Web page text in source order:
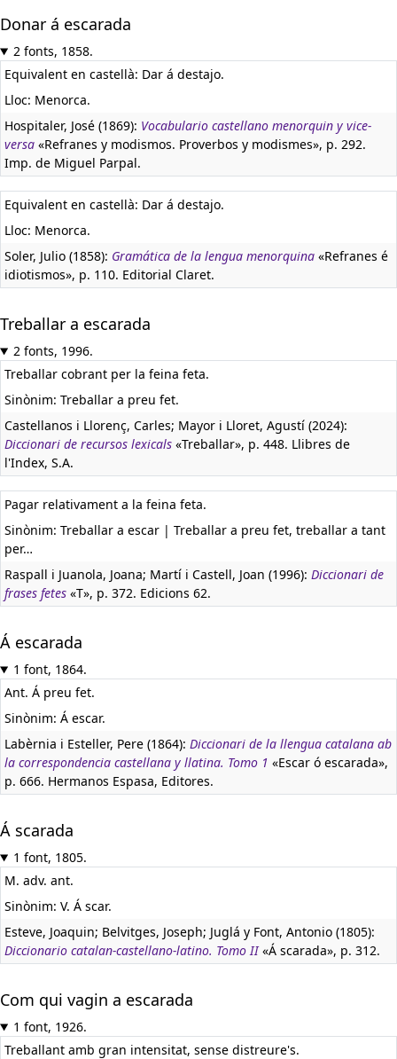
Donar á escarada
2 fonts, 1858.
Equivalent en castellà: Dar á destajo.
Lloc: Menorca.
Hospitaler, José (1869): Vocabulario castellano menorquin y vice-
versa «Refranes y modismos. Proverbos y modismes», p. 292.
Imp. de Miguel Parpal.
Equivalent en castellà: Dar á destajo.
Lloc: Menorca.
Soler, Julio (1858): Gramática de la lengua menorquina «Refranes é
idiotismos», p. 110. Editorial Claret.
Treballar a escarada
2 fonts, 1996.
Treballar cobrant per la feina feta.
Sinònim: Treballar a preu fet.
Castellanos i Llorenç, Carles; Mayor i Lloret, Agustí (2024):
Diccionari de recursos lexicals «Treballar», p. 448. Llibres de
l'Index, S.A.
Pagar relativament a la feina feta.
Sinònim: Treballar a escar | Treballar a preu fet, treballar a tant
per…
Raspall i Juanola, Joana; Martí i Castell, Joan (1996): Diccionari de
frases fetes «T», p. 372. Edicions 62.
Á escarada
1 font, 1864.
Ant. Á preu fet.
Sinònim: Á escar.
Labèrnia i Esteller, Pere (1864): Diccionari de la llengua catalana ab
la correspondencia castellana y llatina. Tomo 1 «Escar ó escarada»,
p. 666. Hermanos Espasa, Editores.
Á scarada
1 font, 1805.
M. adv. ant.
Sinònim: V. Á scar.
Esteve, Joaquin; Belvitges, Joseph; Juglá y Font, Antonio (1805):
Diccionario catalan-castellano-latino. Tomo II«Á scarada», p. 312.
Com qui vagin a escarada
1 font, 1926.
Treballant amb gran intensitat, sense distreure's.